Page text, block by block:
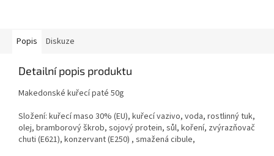
Popis Diskuze
Detailní popis produktu
Makedonské kuřecí paté 50g
Složení: kuřecí maso 30% (EU), kuřecí vazivo, voda, rostlinný tuk,
olej, bramborový škrob, sojový protein, sůl, koření, zvýrazňovač
chuti (E621), konzervant (E250) , smažená cibule,